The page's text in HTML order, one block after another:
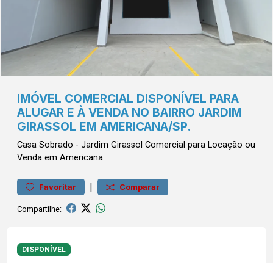
IMÓVEL COMERCIAL DISPONÍVEL PARA
ALUGAR E À VENDA NO BAIRRO JARDIM
GIRASSOL EM AMERICANA/SP.
Casa Sobrado - Jardim Girassol Comercial para Locação ou
Venda em Americana
Favoritar | Comparar
Compartilhe:
DISPONÍVEL